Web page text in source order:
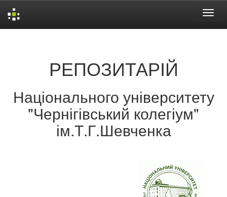
РЕПОЗИТАРІЙ
Національного університету
"Чернігівський колегіум"
ім.Т.Г.Шевченка